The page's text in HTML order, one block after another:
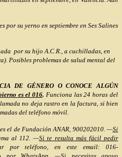
por su yerno en septiembre en Ses Salines
por su hijo A.C.R., a cuchilladas, en
Posibles problemas de salud mental del
DE GÉNERO O CONOCE ALGÚN
es el 016. Funciona las 24 horas del
no deja rastro en la factura, si bien
del teléfono móvil.
el de Fundación ANAR, 900202010.—Si
al 112.—Si te resulta más fácil pedir
por teléfono, en este email: 016-